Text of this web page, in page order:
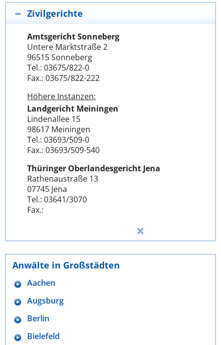
Zivilgerichte
Amtsgericht Sonneberg
Untere Marktstraße 2
96515 Sonneberg
Tel.: 03675/822-0
Fax.: 03675/822-222
Höhere Instanzen:
Landgericht Meiningen
Lindenallee 15
98617 Meiningen
Tel.: 03693/509-0
Fax.: 03693/509-540
Thüringer Oberlandesgericht Jena
Rathenaustraße 13
07745 Jena
Tel.: 03641/3070
Fax.:
Anwälte in Großstädten
Aachen
Augsburg
Berlin
Bielefeld